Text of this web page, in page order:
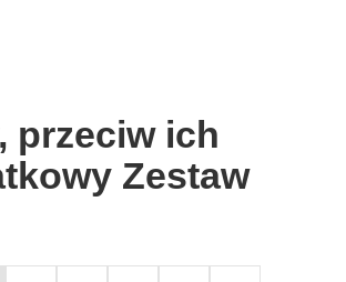
przeciw ich
Zestaw